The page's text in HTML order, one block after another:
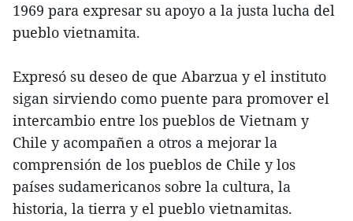
1969 para expresar su apoyo a la justa lucha del
pueblo vietnamita.
Expresó su deseo de que Abarzua y el instituto
sigan sirviendo como puente para promover el
intercambio entre los pueblos de Vietnam y
Chile y acompañen a otros a mejorar la
comprensión de los pueblos de Chile y los
países sudamericanos sobre la cultura, la
historia, la tierra y el pueblo vietnamitas.